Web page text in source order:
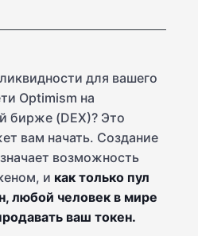
для вашего
Optimism на
бирже (DEX)? Это
вам начать. Создание
возможность
и как только пул
любой человек в мире
ваш токен.